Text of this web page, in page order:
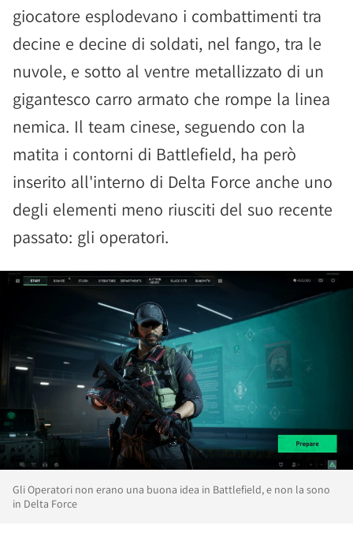
giocatore esplodevano i combattimenti tra
decine e decine di soldati, nel fango, tra le
nuvole, e sotto al ventre metallizzato di un
gigantesco carro armato che rompe la linea
nemica. Il team cinese, seguendo con la
matita i contorni di Battlefield, ha però
inserito all'interno di Delta Force anche uno
degli elementi meno riusciti del suo recente
passato: gli operatori.
Gli Operatori non erano una buona idea in Battlefield, e non la sono
in Delta Force